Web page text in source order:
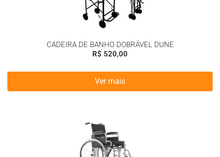
CADEIRA DE BANHO DOBRÁVEL DUNE
R$ 520,00
Ver mais